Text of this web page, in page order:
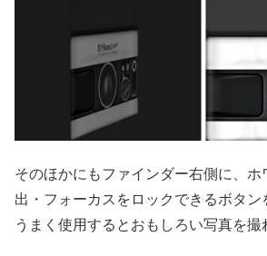
そのほかにもファインダー右側に、ホ
出・フォーカスをロックできるボタン
うまく使用するとおもしろい写真を撮